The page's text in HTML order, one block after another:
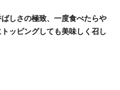
ばしさの極致、一度食べたらや
ッピングしても美味しく召し